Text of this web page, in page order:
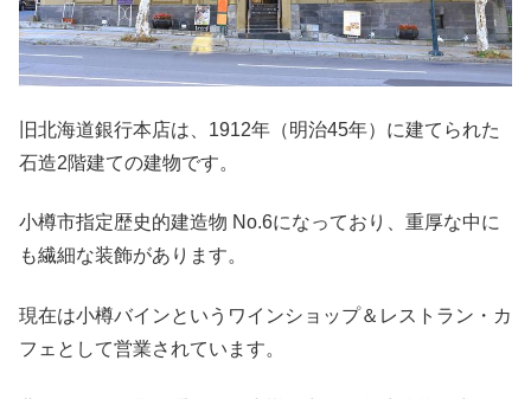
旧北海道銀行本店は、1912年（明治45年）に建てられた
石造2階建ての建物です。
小樽市指定歴史的建造物 No.6になっており、重厚な中に
も繊細な装飾があります。
現在は小樽バインというワインショップ＆レストラン・カ
フェとして営業されています。